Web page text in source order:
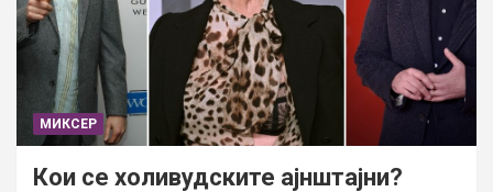
МИКСЕР
Кои се холивудските ајнштајни?